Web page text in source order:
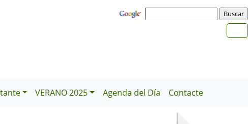
VERANO 2025 Agenda del Día Contacte